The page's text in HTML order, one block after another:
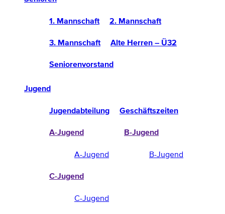
1. Mannschaft 2. Mannschaft
3. Mannschaft Alte Herren – Ü32
Seniorenvorstand
Jugend
Jugendabteilung Geschäftszeiten
A-Jugend
A-Jugend
B-Jugend
B-Jugend
C-Jugend
C-Jugend